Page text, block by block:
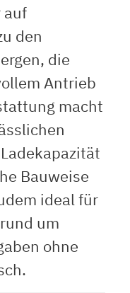
auf
den
die
Antrieb
macht
Bauweise
ideal für
um
ohne